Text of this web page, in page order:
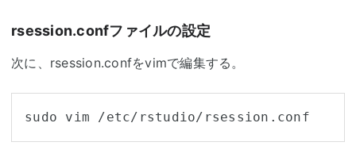
rsession.confファイルの設定
次に、rsession.confをvimで編集する。